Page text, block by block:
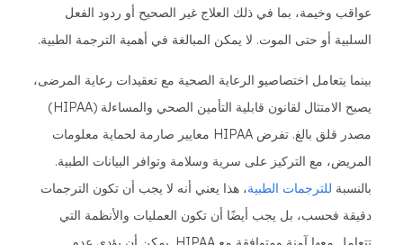
عواقب وخيمة، بما في ذلك العلاج غير الصحيح أو ردود الفعل
السلبية أو حتى الموت. لا يمكن المبالغة في أهمية الترجمة الطبية.
بينما يتعامل اختصاصيو الرعاية الصحية مع تعقيدات رعاية المرضى،
يصبح الامتثال لقانون قابلية التأمين الصحي والمساءلة (HIPAA)
مصدر قلق بالغ. تفرض HIPAA معايير صارمة لحماية معلومات
المريض، مع التركيز على سرية وسلامة وتوافر البيانات الطبية.
بالنسبة للترجمات الطبية، هذا يعني أنه لا يجب أن تكون الترجمات
دقيقة فحسب، بل يجب أيضًا أن تكون العمليات والأنظمة التي